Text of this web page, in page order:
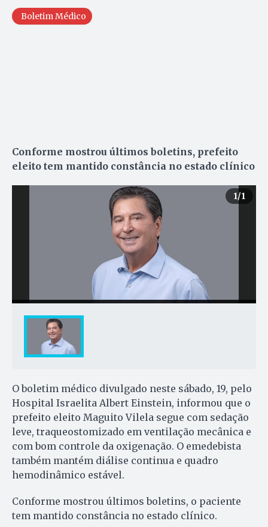
Boletim Médico
Conforme mostrou últimos boletins, prefeito
eleito tem mantido constância no estado clínico
1/1
O boletim médico divulgado neste sábado, 19, pelo
Hospital Israelita Albert Einstein, informou que o
prefeito eleito Maguito Vilela segue com sedação
leve, traqueostomizado em ventilação mecânica e
com bom controle da oxigenação. O emedebista
também mantém diálise continua e quadro
hemodinâmico estável.
Conforme mostrou últimos boletins, o paciente
tem mantido constância no estado clínico.